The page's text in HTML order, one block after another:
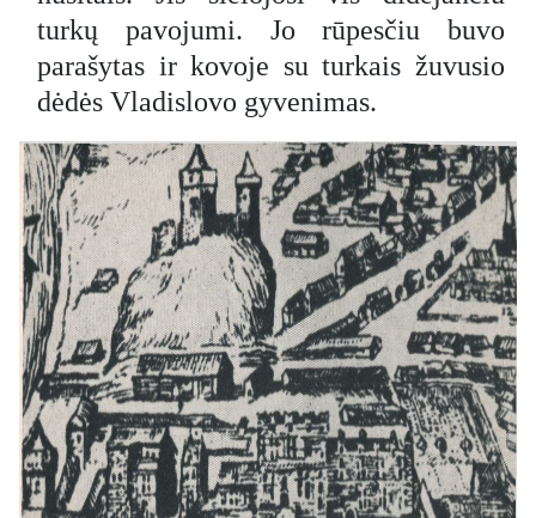
turkų pavojumi. Jo rūpesčiu buvo
parašytas ir kovoje su turkais žuvusio
dėdės Vladislovo gyvenimas.